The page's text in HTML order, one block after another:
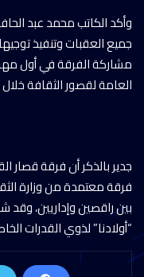
وأكد الكاتب محمد عبد
جميع العقبات وتنفيذ
مشاركة الفرقة في أول
العامة لقصور الثقافة
جدير بالذكر أن فرقة قصار
بين راقصين وإداريين،
“أولادنا” لذوي القدرات